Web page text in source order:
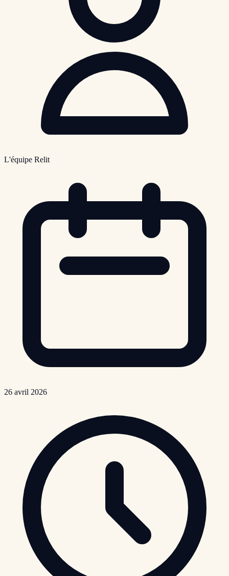
L'équipe Relit
26 avril 2026